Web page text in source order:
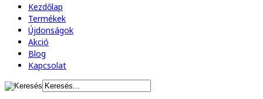
Kezdőlap
Termékek
Újdonságok
Akció
Blog
Kapcsolat